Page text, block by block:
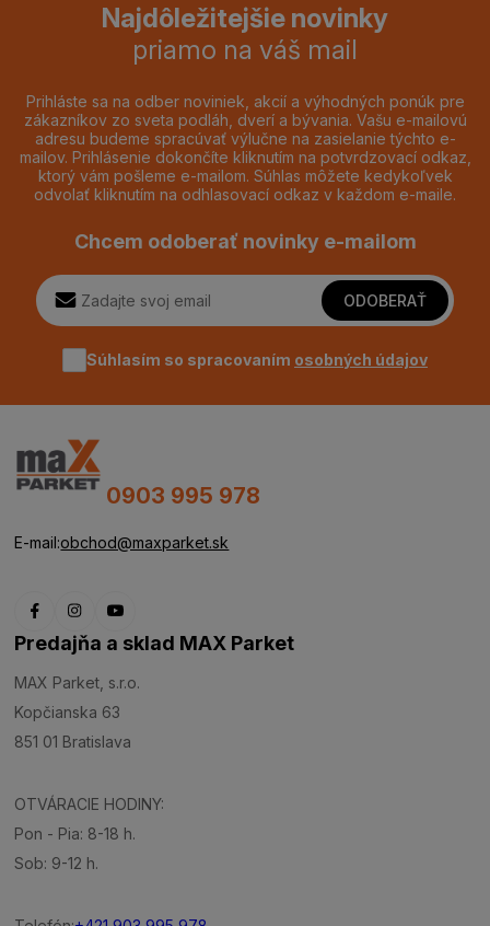
Najdôležitejšie novinky
priamo na váš mail
Prihláste sa na odber noviniek, akcií a výhodných ponúk pre
zákazníkov zo sveta podláh, dverí a bývania. Vašu e-mailovú
adresu budeme spracúvať výlučne na zasielanie týchto e-
mailov. Prihlásenie dokončíte kliknutím na potvrdzovací odkaz,
ktorý vám pošleme e-mailom. Súhlas môžete kedykoľvek
odvolať kliknutím na odhlasovací odkaz v každom e-maile.
Chcem odoberať novinky e-mailom
ODOBERAŤ
Súhlasím so spracovaním osobných údajov
0903 995 978
E-mail:obchod@maxparket.sk
Predajňa a sklad MAX Parket
MAX Parket, s.r.o.
Kopčianska 63
851 01 Bratislava
OTVÁRACIE HODINY:
Pon - Pia: 8-18 h.
Sob: 9-12 h.